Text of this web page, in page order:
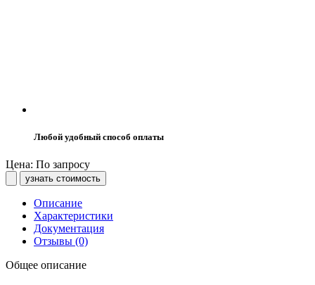
Любой удобный способ оплаты
Цена: По запросу
узнать стоимость
Описание
Характеристики
Документация
Отзывы (0)
Общее описание